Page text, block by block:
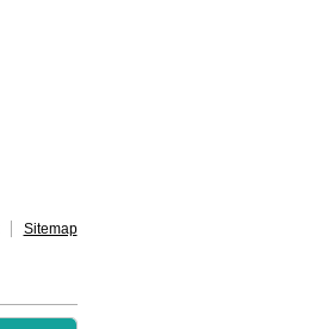
Sitemap